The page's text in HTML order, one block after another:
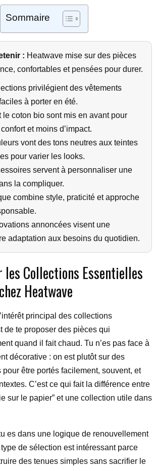
Sommaire
: Heatwave mise sur des pièces
confortables et pensées pour durer.
privilégient des vêtements
à porter en été.
le coton bio sont mis en avant pour
et moins d’impact.
vont des tons neutres aux teintes
pour varier les looks.
servent à personnaliser une
la compliquer.
combine style, praticité et approche
annoncées visent une
adaptation aux besoins du quotidien.
les Collections Essentielles
Heatwave
principal des collections
de te proposer des pièces qui
quand il fait chaud. Tu n’es pas face à
décorative : on est plutôt sur des
être portés facilement, souvent, et
C’est ce qui fait la différence entre
sur le papier” et une collection utile dans
es dans une logique de renouvellement
de sélection est intéressant parce
des tenues simples sans sacrifier le